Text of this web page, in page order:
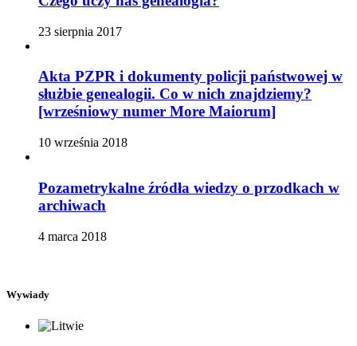
23 sierpnia 2017
Akta PZPR i dokumenty policji państwowej w
służbie genealogii. Co w nich znajdziemy?
[wrześniowy numer More Maiorum]
10 września 2018
Pozametrykalne źródła wiedzy o przodkach w
archiwach
4 marca 2018
Wywiady